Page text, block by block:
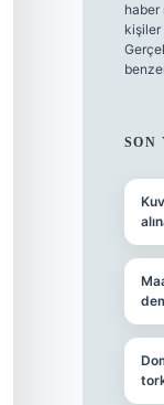
haber
kişiler
SON